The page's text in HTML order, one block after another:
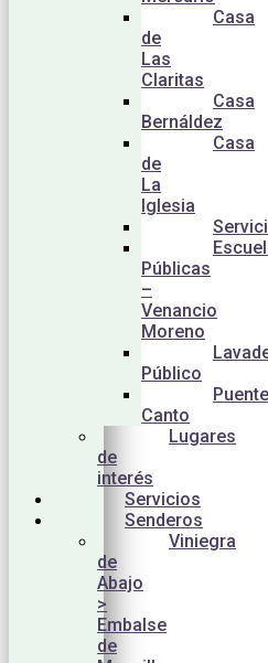
Casa
de
Las
Claritas
Casa
Bernáldez
Casa
de
La
Iglesia
Públicas
–
Venancio
Moreno
Público
Puente
Canto
Lugares
de
interés
Servicios
Senderos
Viniegra
de
Abajo
>
Embalse
de